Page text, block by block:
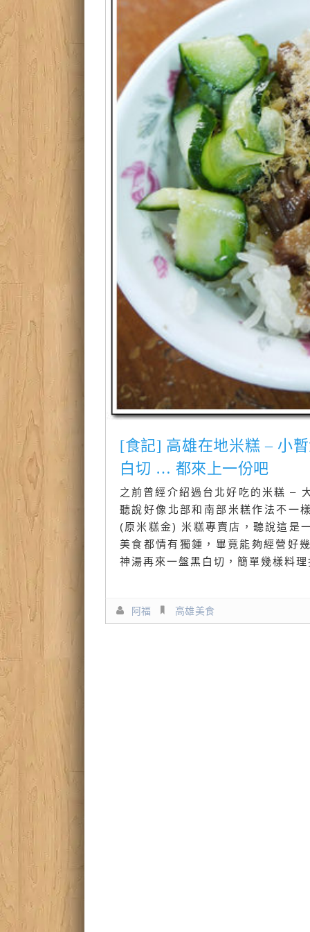
[食記] 高雄在地米糕 – 小
白切 … 都來上一份吧
之前曾經介紹過台北好吃的米糕 –
聽說好像北部和南部米糕作法不一
(原米糕金) 米糕專賣店，聽說這是
美食都情有獨鍾，畢竟能夠經營好
神湯再來一盤黑白切，簡單幾樣料
阿福 高雄美食